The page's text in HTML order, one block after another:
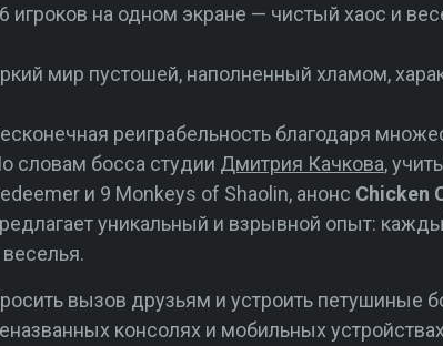
игроков на одном экране — чистый хаос и
мир пустошей, наполненный хламом,
реиграбельность благодаря
словам босса студии Дмитрия Качкова,
и 9 Monkeys of Shaolin, анонс Chicken
уникальный и взрывной опыт:
веселья.
вызов друзьям и устроить петушиные
консолях и мобильных